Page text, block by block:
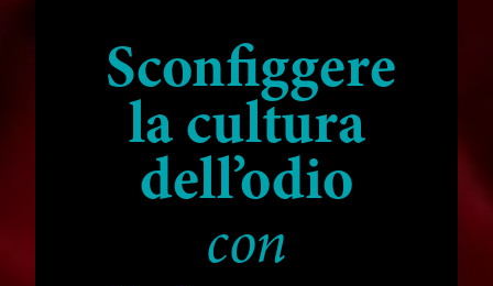
Sconfiggere
la cultura
dell’odio
con